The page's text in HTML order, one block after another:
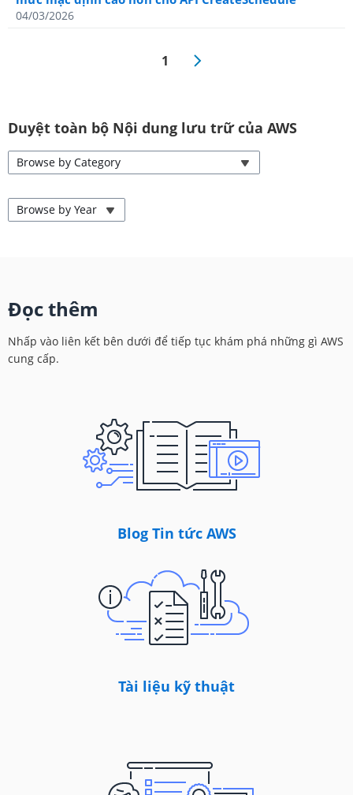
04/03/2026
1
Duyệt toàn bộ Nội dung lưu trữ của AWS
Browse by Category
Browse by Year
Đọc thêm
Nhấp vào liên kết bên dưới để tiếp tục khám phá những gì AWS
cung cấp.
Blog Tin tức AWS
Tài liệu kỹ thuật